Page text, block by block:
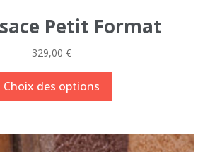
Petit Format
329,00 €
Choix des options
Ce
variations.